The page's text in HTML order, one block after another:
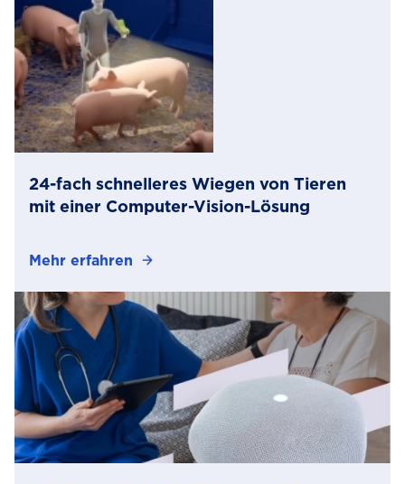
24-fach schnelleres Wiegen von Tieren
mit einer Computer-Vision-Lösung
Mehr erfahren Über
fach
schnelleres
Wiegen
Tieren
mit
einer
Computer-